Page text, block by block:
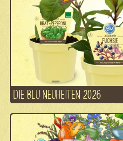
DIE BLU NEUHEITEN 2026